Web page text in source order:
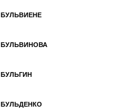
БУЛЬВИЕНЕ
БУЛЬВИНОВА
БУЛЬГИН
БУЛЬДЕНКО